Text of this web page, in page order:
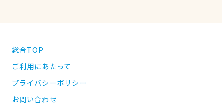
総合TOP
ご利用にあたって
プライバシーポリシー
お問い合わせ